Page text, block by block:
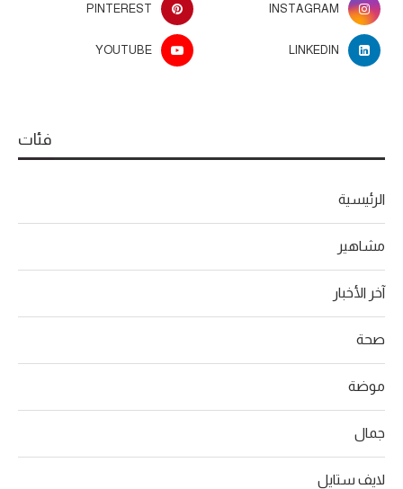
INSTAGRAM
PINTEREST
LINKEDIN
YOUTUBE
فئات
الرئيسية
مشاهير
آخر الأخبار
صحة
موضة
جمال
لايف ستايل